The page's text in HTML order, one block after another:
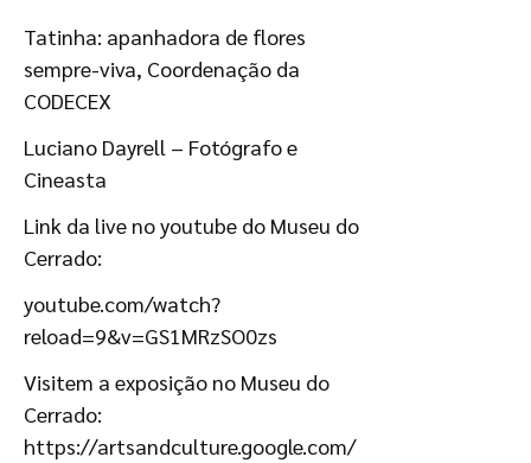
Tatinha: apanhadora de flores
sempre-viva, Coordenação da
CODECEX
Luciano Dayrell – Fotógrafo e
Cineasta
Link da live no youtube do Museu do
Cerrado:
youtube.com/watch?
reload=9&v=GS1MRzSO0zs
Visitem a exposição no Museu do
Cerrado:
https://artsandculture.google.com/